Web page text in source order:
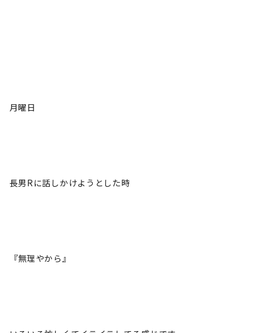
月曜日
長男Rに話しかけようとした時
『無理やから』